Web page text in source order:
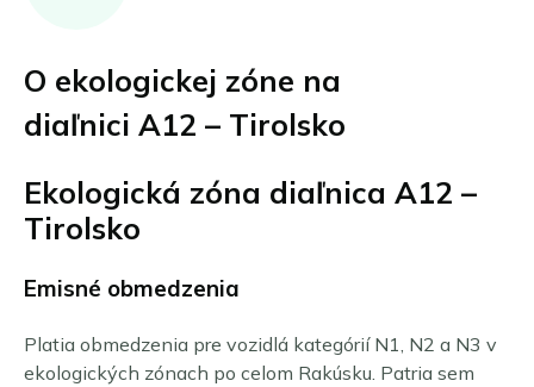
O ekologickej zóne na
diaľnici A12 – Tirolsko
Ekologická zóna diaľnica A12 –
Tirolsko
Emisné obmedzenia
Platia obmedzenia pre vozidlá kategórií N1, N2 a N3 v
ekologických zónach po celom Rakúsku. Patria sem